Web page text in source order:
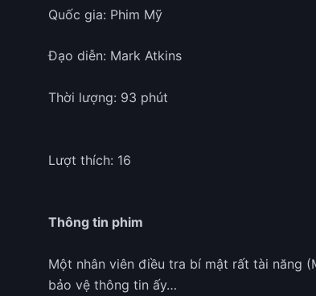
Quốc gia: Phim Mỹ
Đạo diễn: Mark Atkins
Thời lượng: 93 phút
Lượt thích: 16
Thông tin phim
Một nhân viên điều tra bí mật rất tài năng
bảo vệ thông tin ấy…